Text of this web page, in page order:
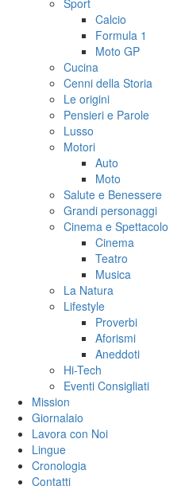
Sport
Calcio
Formula 1
Moto GP
Cucina
Cenni della Storia
Le origini
Pensieri e Parole
Lusso
Motori
Auto
Moto
Salute e Benessere
Grandi personaggi
Cinema e Spettacolo
Cinema
Teatro
Musica
La Natura
Lifestyle
Proverbi
Aforismi
Aneddoti
Hi-Tech
Eventi Consigliati
Mission
Giornalaio
Lavora con Noi
Lingue
Cronologia
Contatti